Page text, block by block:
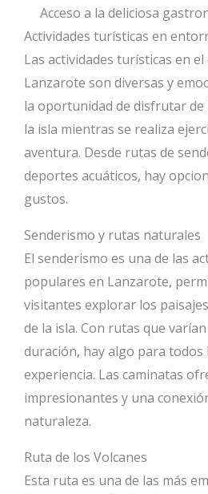
Acceso a la deliciosa
Actividades turísticas en
Las actividades turísticas en
Lanzarote son diversas y
la oportunidad de disfrutar de
la isla mientras se realiza
aventura. Desde rutas de
deportes acuáticos, hay
gustos.
Senderismo y rutas naturales
El senderismo es una de las
populares en Lanzarote,
visitantes explorar los
de la isla. Con rutas que
duración, hay algo para todos
experiencia. Las caminatas
impresionantes y una
naturaleza.
Ruta de los Volcanes
Esta ruta es una de las más